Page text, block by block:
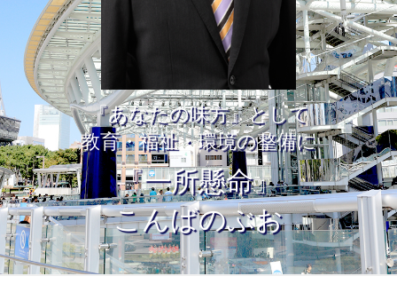
『あなたの味方』として
教育・福祉・環境の整備に
『一所懸命』
こんばのぶお